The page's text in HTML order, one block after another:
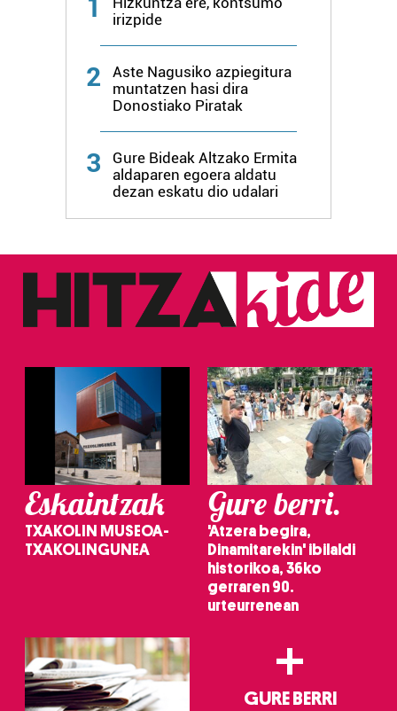
1
irizpide
2
Aste Nagusiko azpiegitura
muntatzen hasi dira
Donostiako Piratak
3
Gure Bideak Altzako Ermita
aldaparen egoera aldatu
dezan eskatu dio udalari
Eskaintzak
TXAKOLIN MUSEOA-
TXAKOLINGUNEA
Gure berri.
'Atzera begira,
Dinamitarekin' ibilaldi
historikoa, 36ko
gerraren 90.
urteurrenean
+
GURE BERRI